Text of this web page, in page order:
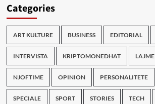
Categories
ART KULTURE BUSINESS EDITORIAL
INTERVISTA KRIPTOMONEDHAT LAJME
NJOFTIME OPINION PERSONALITETE
SPECIALE SPORT STORIES TECH